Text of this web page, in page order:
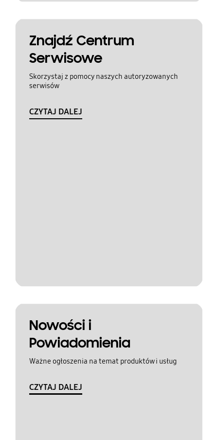
Znajdź Centrum
Serwisowe
Skorzystaj z pomocy naszych autoryzowanych
serwisów
CZYTAJ DALEJ
Nowości i
Powiadomienia
Ważne ogłoszenia na temat produktów i usług
CZYTAJ DALEJ